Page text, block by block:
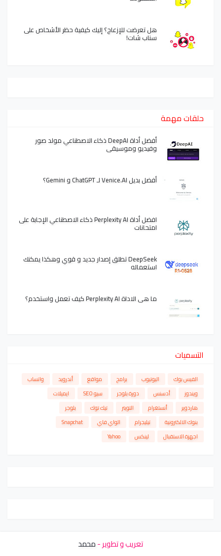
هل تعرضت للإزعاج؟ إليك كيفية حظر الأشخاص على
سناب شات!
حلقات مهمة
أفضل أداة DeepAI ذكاء الاصطناعي مولد صور
وفيديو وموسيقى
أفضل بديل Venice.AI لـ ChatGPT و Gemini؟
افضل أداة Perplexity AI ذكاء الاصطناعي الإجابة على
امتحانات
DeepSeek تطلق إصدار جديد و قوي وهكذا يمكنك
استعماله
ما هي الاداة Perplexity AI كيف تعمل واستخدم؟
التسميات
الفيس بوك اليوتيوب برامج مواقع أندرويد
واتساب
ويندوز
أدسنس دورة بلوجر سيو SEO
ايميلات
هاردوير
أنستغرام التويتر تيك توك
بلوجر
بنوك الالكترونية
تيليجرام الواي فاي
Snapchat
اجهزة الاستقبال
لينكس Yahoo
تعريب و تطوير -محمد